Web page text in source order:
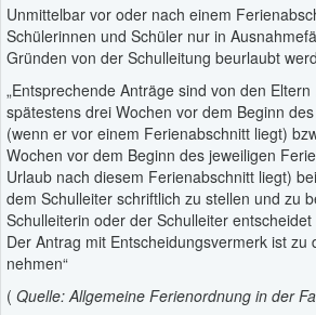
Unmittelbar vor oder nach einem
Schülerinnen und Schüler nur in
Gründen von der Schulleitung beurlaubt
„Entsprechende Anträge sind von den
spätestens drei Wochen vor dem Beginn
(wenn er vor einem Ferienabschnitt liegt)
Wochen vor dem Beginn des jeweiligen
Urlaub nach diesem Ferienabschnitt liegt)
dem Schulleiter schriftlich zu stellen und zu
Schulleiterin oder der Schulleiter
Der Antrag mit Entscheidungsvermerk ist zu
nehmen“
( Quelle: Allgemeine Ferienordnung in der